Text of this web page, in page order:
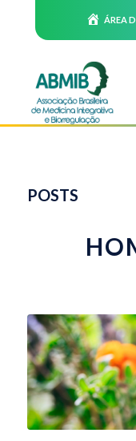
ÁREA
POSTS